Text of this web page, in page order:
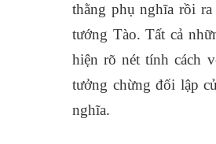
thằng phụ nghĩa rồi
tướng Tào. Tất cả
hiện rõ nét tính cách
tưởng chừng đối lập
nghĩa.